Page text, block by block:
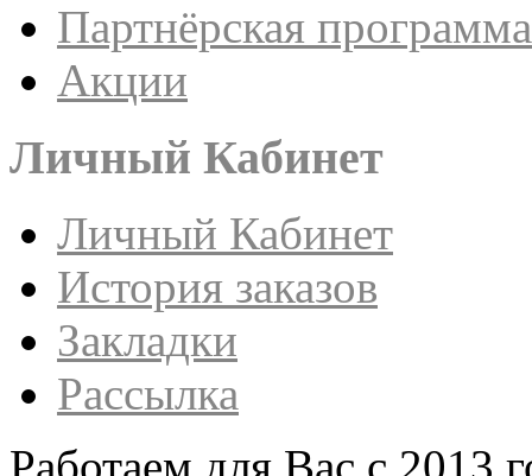
Партнёрская программа
Акции
Личный Кабинет
Личный Кабинет
История заказов
Закладки
Рассылка